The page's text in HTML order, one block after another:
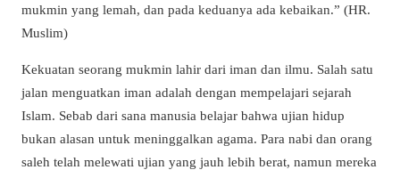
mukmin yang lemah, dan pada keduanya ada kebaikan.” (HR.
Muslim)
Kekuatan seorang mukmin lahir dari iman dan ilmu. Salah satu
jalan menguatkan iman adalah dengan mempelajari sejarah
Islam. Sebab dari sana manusia belajar bahwa ujian hidup
bukan alasan untuk meninggalkan agama. Para nabi dan orang
saleh telah melewati ujian yang jauh lebih berat, namun mereka